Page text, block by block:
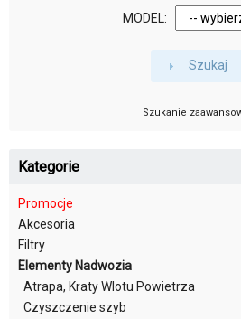
MODEL:
Szukaj
Szukanie
Kategorie
Promocje
Akcesoria
Filtry
Elementy Nadwozia
Atrapa, Kraty Wlotu Powietrza
Czyszczenie szyb